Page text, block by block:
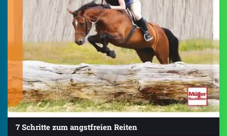
7 Schritte zum angstfreien Reiten